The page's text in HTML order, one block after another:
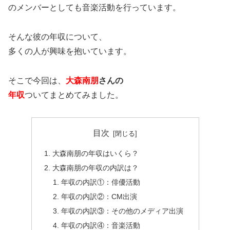
のメンバーとしても音楽活動を行っています。
そんな彼の年収について、
多くの人が興味を抱いています。
そこで今回は、 大森南朋 さんの
年収ついてまとめてみました。
目次
大森南朋の年収はいくら？
大森南朋の年収の内訳は？
年収の内訳①：俳優活動
年収の内訳②：CM出演
年収の内訳③：その他のメディア出演
年収の内訳④：音楽活動